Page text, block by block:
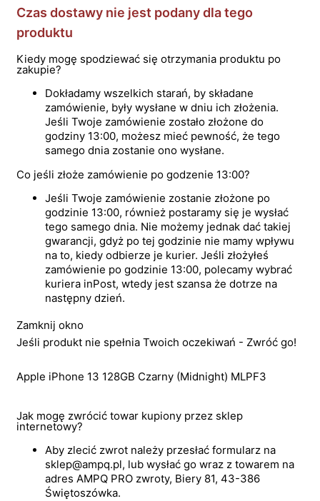
Czas dostawy nie jest podany dla tego
produktu
Kiedy mogę spodziewać się otrzymania produktu po
zakupie?
Dokładamy wszelkich starań, by składane
zamówienie, były wysłane w dniu ich złożenia.
Jeśli Twoje zamówienie zostało złożone do
godziny 13:00, możesz mieć pewność, że tego
samego dnia zostanie ono wysłane.
Co jeśli złoże zamówienie po godzenie 13:00?
Jeśli Twoje zamówienie zostanie złożone po
godzinie 13:00, również postaramy się je wysłać
tego samego dnia. Nie możemy jednak dać takiej
gwarancji, gdyż po tej godzinie nie mamy wpływu
na to, kiedy odbierze je kurier. Jeśli złożyłeś
zamówienie po godzinie 13:00, polecamy wybrać
kuriera inPost, wtedy jest szansa że dotrze na
następny dzień.
Zamknij okno
Jeśli produkt nie spełnia Twoich oczekiwań - Zwróć go!
Apple iPhone 13 128GB Czarny (Midnight) MLPF3
Jak mogę zwrócić towar kupiony przez sklep
internetowy?
Aby zlecić zwrot należy przesłać formularz na
sklep@ampq.pl, lub wysłać go wraz z towarem na
adres AMPQ PRO zwroty, Biery 81, 43-386
Świętoszówka.